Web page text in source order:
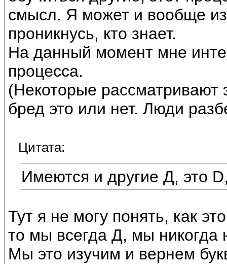
смысл. Я может и вообще
проникнусь, кто знает.
На данный момент мне
процесса.
(Некоторые рассматривают
бред это или нет. Люди
Цитата:
Имеются и другие Д, это
Тут я не могу понять, как
то мы всегда Д, мы
Мы это изучим и вернем